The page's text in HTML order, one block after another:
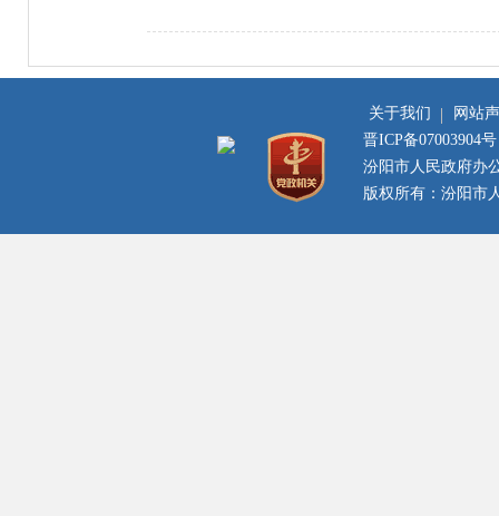
关于我们
网站
晋ICP备07003904号
汾阳市人民政府办
版权所有：汾阳市